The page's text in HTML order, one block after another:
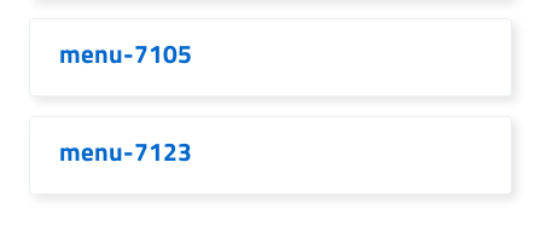
menu-7105
menu-7123